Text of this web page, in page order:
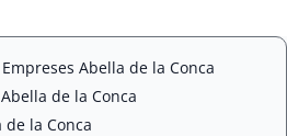
Abella de la Conca
de la Conca
de la Conca